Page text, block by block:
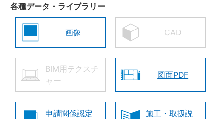
各種データ・ライブラリー
画像 CAD
BIM用テクスチ
ャー
図面PDF
申請関係認定
施工・取扱説